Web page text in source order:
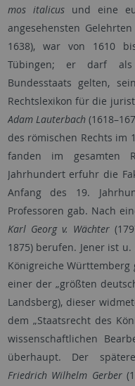
mos italicusund eine
angesehensten
1638), war von 1610
Tübingen; er darf
Bundesstaats gelten,
Rechtslexikon für die
Adam Lauterbach
des römischen Rechts im
fanden im gesamten
Jahrhundert erfuhr die
Anfang des 19.
Professoren gab. Nach
Karl Georg v. Wächter
1875) berufen. Jener ist
Königreiche
einer der „größten
Landsberg), dieser
dem „Staatsrecht des
wissenschaftlichen
überhaupt. Der
Friedrich Wilhelm Gerber